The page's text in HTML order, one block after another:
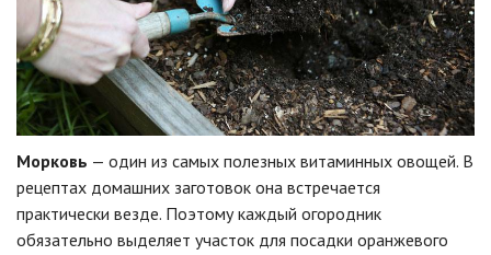
Морковь — один из самых полезных витаминных овощей. В
рецептах домашних заготовок она встречается
практически везде. Поэтому каждый огородник
обязательно выделяет участок для посадки оранжевого